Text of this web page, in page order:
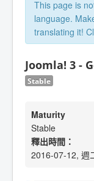
This page is
language.
translating it!
Joomla! 3 -
Stable
Maturity
Stable
釋出時間：
2016-07-12, 週